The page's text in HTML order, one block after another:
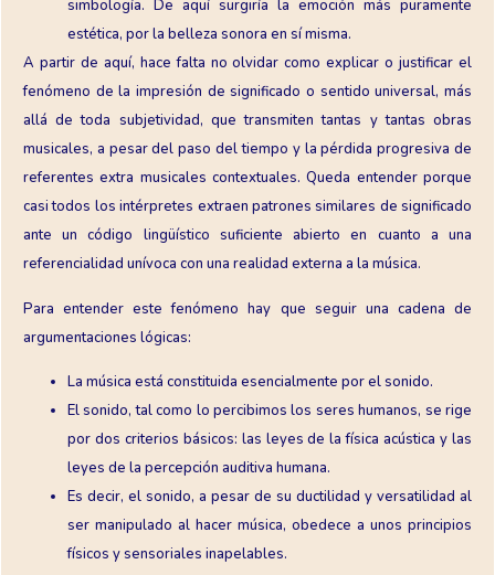
simbología. De aquí surgiría la emoción más puramente
estética, por la belleza sonora en sí misma.
A partir de aquí, hace falta no olvidar como explicar o justificar el
fenómeno de la impresión de significado o sentido universal, más
allá de toda subjetividad, que transmiten tantas y tantas obras
musicales, a pesar del paso del tiempo y la pérdida progresiva de
referentes extra musicales contextuales. Queda entender porque
casi todos los intérpretes extraen patrones similares de significado
ante un código lingüístico suficiente abierto en cuanto a una
referencialidad unívoca con una realidad externa a la música.
Para entender este fenómeno hay que seguir una cadena de
argumentaciones lógicas:
La música está constituida esencialmente por el sonido.
El sonido, tal como lo percibimos los seres humanos, se rige
por dos criterios básicos: las leyes de la física acústica y las
leyes de la percepción auditiva humana.
Es decir, el sonido, a pesar de su ductilidad y versatilidad al
ser manipulado al hacer música, obedece a unos principios
físicos y sensoriales inapelables.